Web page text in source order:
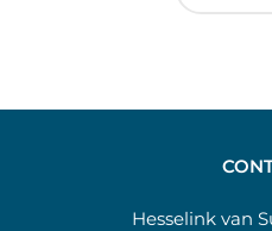
Hesselink van